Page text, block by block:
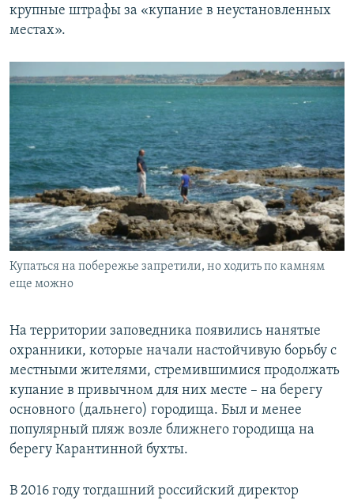
крупные штрафы за «купание в неустановленных
местах».
Купаться на побережье запретили, но ходить по камням
еще можно
На территории заповедника появились нанятые
охранники, которые начали настойчивую борьбу с
местными жителями, стремившимися продолжать
купание в привычном для них месте – на берегу
основного (дальнего) городища. Был и менее
популярный пляж возле ближнего городища на
берегу Карантинной бухты.
В 2016 году тогдашний российский директор